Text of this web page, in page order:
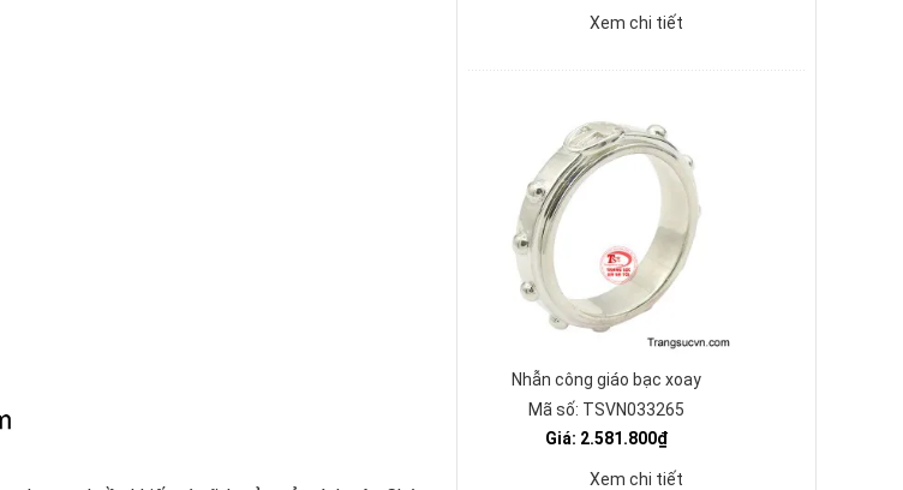
Xem chi tiết
Nhẫn công giáo bạc xoay
Mã số: TSVN033265
Giá: 2.581.800₫
Xem chi tiết